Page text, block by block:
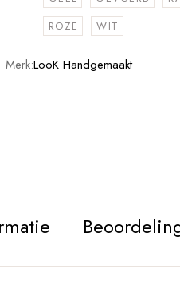
ROZE
WIT
Merk:LooK Handgemaakt